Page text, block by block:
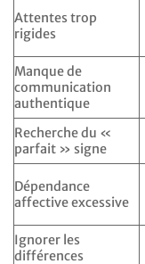
Attentes trop
rigides
Manque de
communication
authentique
Recherche du «
parfait » signe
Dépendance
affective excessive
Ignorer les
différences